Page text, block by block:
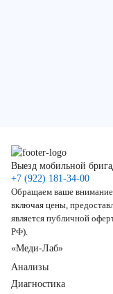
Выезд мобильной
+7 (922) 181-34-00
Обращаем ваше
включая цены,
является публичной
РФ).
«Меди-Лаб»
Анализы
Диагностика